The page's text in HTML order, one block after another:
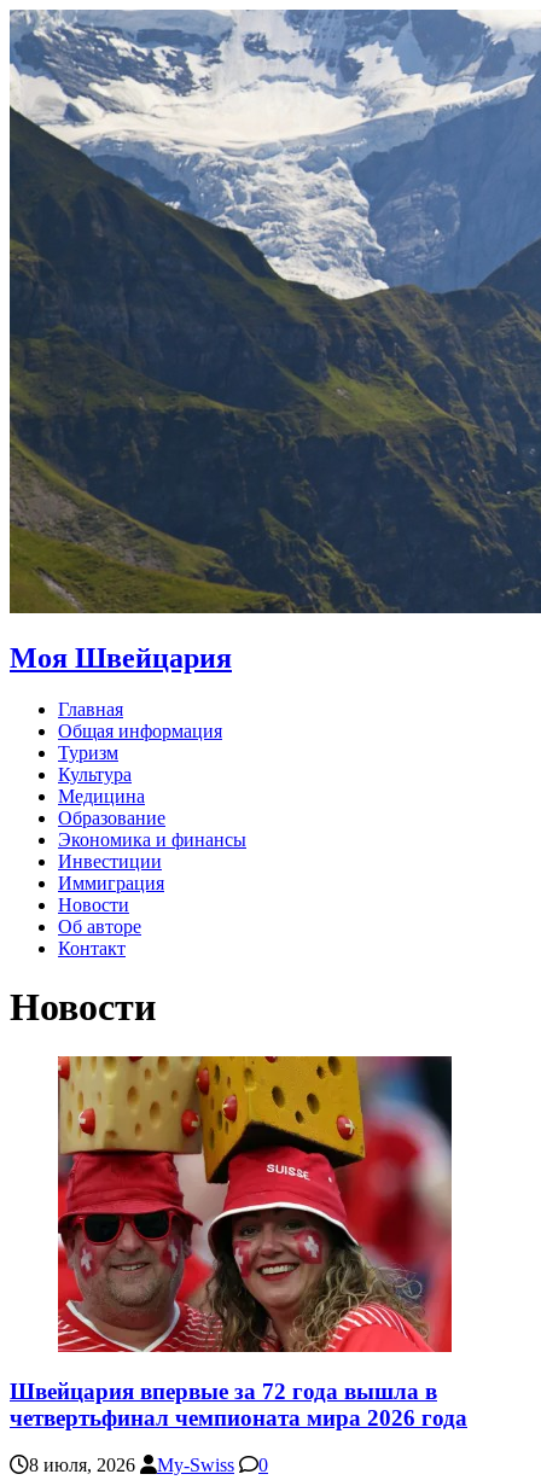
Моя Швейцария
Главная
Общая информация
Туризм
Культура
Медицина
Образование
Экономика и финансы
Инвестиции
Иммиграция
Новости
Об авторе
Контакт
Новости
Швейцария впервые за 72 года вышла в
четвертьфинал чемпионата мира 2026 года
8 июля, 2026 My-Swiss
0